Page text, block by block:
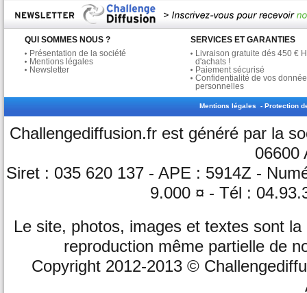
QUI SOMMES NOUS ?
Présentation de la société
Mentions légales
Newsletter
SERVICES ET GARANTIES
Livraison gratuite dés 450 €
d'achats !
Paiement sécurisé
Confidentialité de vos
personnelles
Mentions légales - Protection
Challengediffusion.fr est généré par la
06600
Siret : 035 620 137 - APE : 5914Z -
9.000 ¤ - Tél :
Le site, photos, images et textes sont
reproduction même partielle de
Copyright 2012-2013 ©